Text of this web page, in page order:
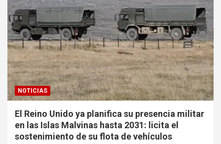
NOTICIAS
El Reino Unido ya planifica su presencia militar
en las Islas Malvinas hasta 2031: licita el
sostenimiento de su flota de vehículos